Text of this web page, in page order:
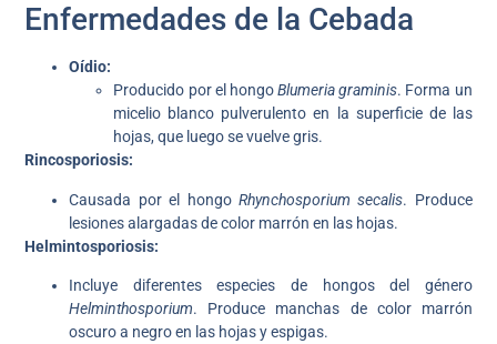
Enfermedades de la Cebada
Oídio:
Producido por el hongoBlumeria graminis. Forma un
micelio blanco pulverulento en la superficie de las
hojas, que luego se vuelve gris.
Rincosporiosis:
Causada por el hongo Rhynchosporium secalis. Produce
lesiones alargadas de color marrón en las hojas.
Helmintosporiosis:
Incluye diferentes especies de hongos del género
Helminthosporium. Produce manchas de color marrón
oscuro a negro en las hojas y espigas.